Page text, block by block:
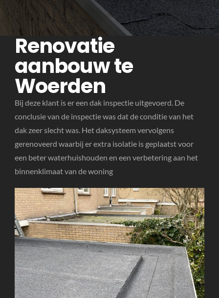
Renovatie
aanbouw te
Woerden
Bij deze klant is er een dak inspectie uitgevoerd. De
conclusie van de inspectie was dat de conditie van het
dak zeer slecht was. Het daksysteem vervolgens
gerenoveerd waarbij er extra isolatie is geplaatst voor
een beter waterhuishouden en een verbetering aan het
binnenklimaat van de woning